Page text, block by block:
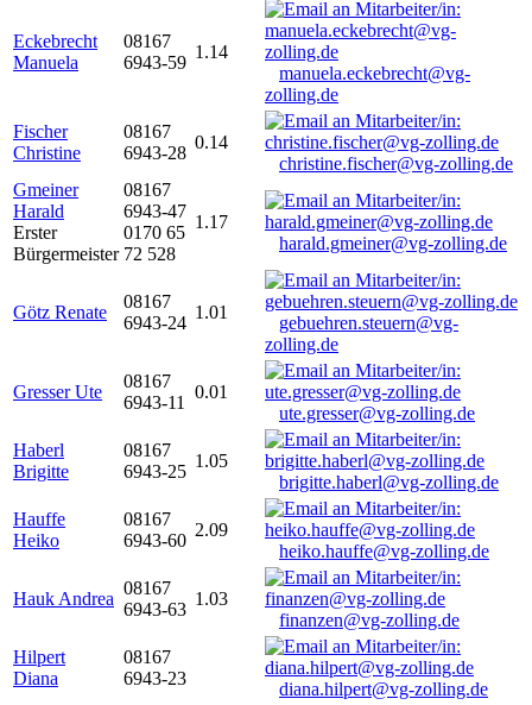
Eckebrecht
Manuela
08167
6943-59
1.14
manuela.eckebrecht@vg-
zolling.de
Fischer
Christine
08167
6943-28
0.14
christine.fischer@vg-zolling.de
Gmeiner
Harald
Erster
Bürgermeister
08167
6943-47
0170 65
72 528
1.17
harald.gmeiner@vg-zolling.de
Götz Renate
08167
6943-24
1.01
gebuehren.steuern@vg-
zolling.de
Gresser Ute
08167
6943-11
0.01
ute.gresser@vg-zolling.de
Haberl
Brigitte
08167
6943-25
1.05
brigitte.haberl@vg-zolling.de
Hauffe
Heiko
08167
6943-60
2.09
heiko.hauffe@vg-zolling.de
Hauk Andrea
08167
6943-63
1.03
finanzen@vg-zolling.de
Hilpert
Diana
08167
6943-23
diana.hilpert@vg-zolling.de